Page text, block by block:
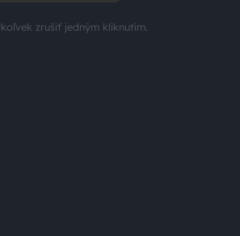
zrušiť jedným kliknutím.